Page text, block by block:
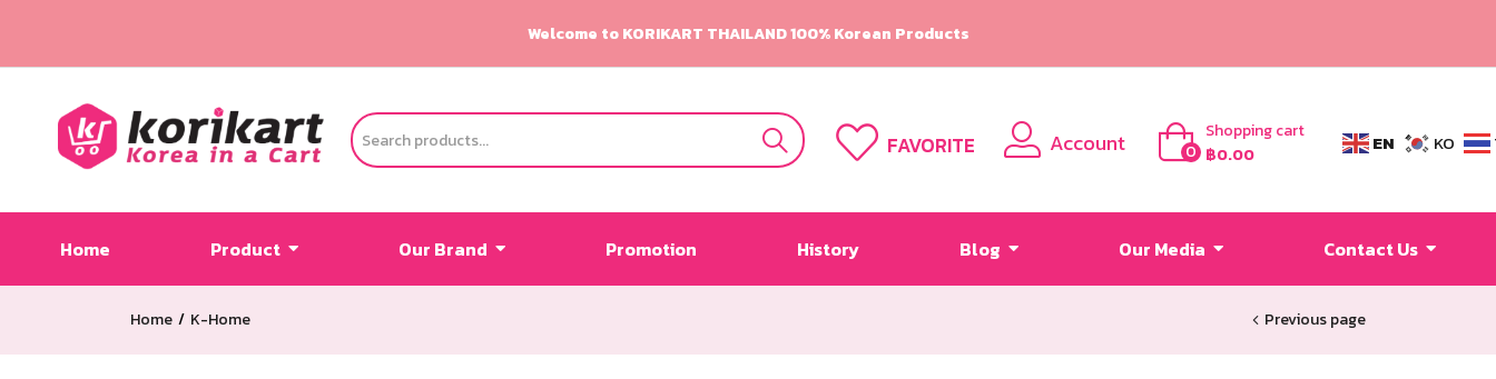
Welcome to KORIKART THAILAND 100% Korean Products
FAVORITE Account 0
Shopping cart
฿0.00 EN KO
Home Product Our Brand Promotion History Blog Our Media Contact Us
Home K-Home Previous page